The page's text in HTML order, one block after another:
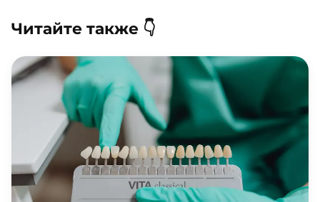
Читайте также 👇